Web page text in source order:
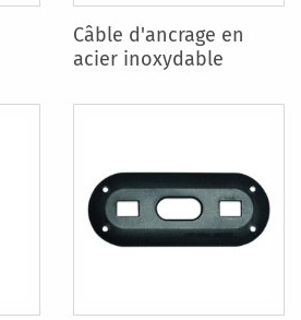
Câble d'ancrage en
acier inoxydable